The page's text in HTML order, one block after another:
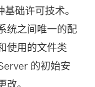
础许可技术。
统之间唯一的配
使用的文件类
的初始安
。